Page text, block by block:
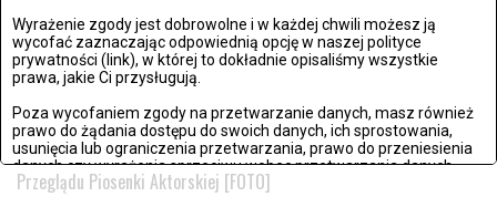
Wyrażenie zgody jest dobrowolne i w każdej chwili możesz ją
wycofać zaznaczając odpowiednią opcję w naszej polityce
prywatności (link), w której to dokładnie opisaliśmy wszystkie
prawa, jakie Ci przysługują.
Poza wycofaniem zgody na przetwarzanie danych, masz również
prawo do żądania dostępu do swoich danych, ich sprostowania,
usunięcia lub ograniczenia przetwarzania, prawo do przeniesienia
danych czy wyrażenia sprzeciwu wobec przetwarzania danych.
KULTURA
NIEDZIELA, 24 MARCA 2024, 03:59
Wielkie sukcesy artystyczne. Poznaliśmy zwycięzców 44.
Przeglądu Piosenki Aktorskiej [FOTO]